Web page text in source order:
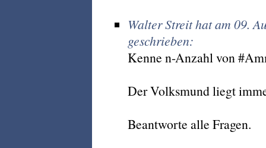
Walter Streit hat am 09.
geschrieben:
Kenne n-Anzahl von
Der Volksmund liegt
Beantworte alle Fragen.